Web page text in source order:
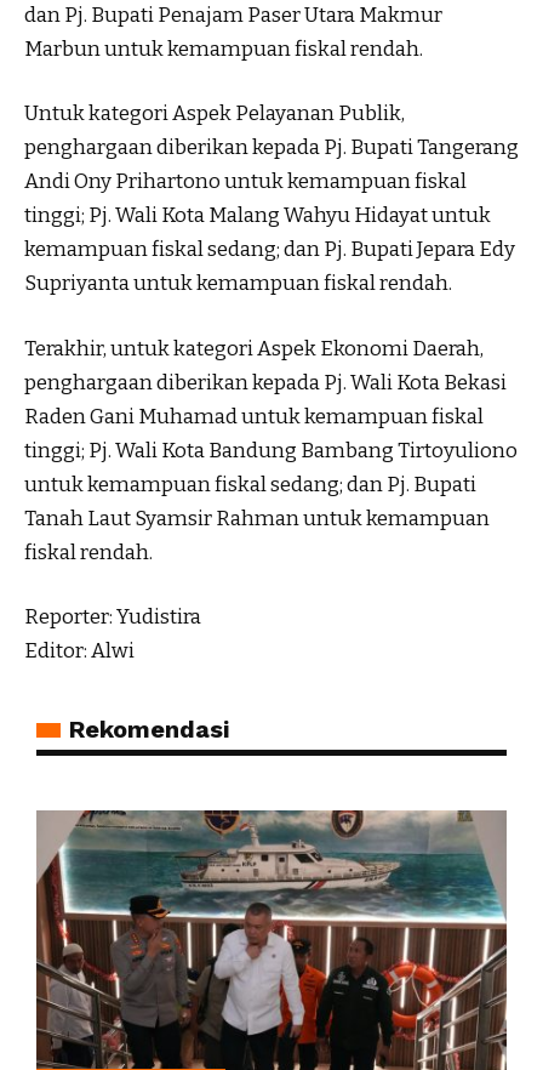
dan Pj. Bupati Penajam Paser Utara Makmur
Marbun untuk kemampuan fiskal rendah.
Untuk kategori Aspek Pelayanan Publik,
penghargaan diberikan kepada Pj. Bupati Tangerang
Andi Ony Prihartono untuk kemampuan fiskal
tinggi; Pj. Wali Kota Malang Wahyu Hidayat untuk
kemampuan fiskal sedang; dan Pj. Bupati Jepara Edy
Supriyanta untuk kemampuan fiskal rendah.
Terakhir, untuk kategori Aspek Ekonomi Daerah,
penghargaan diberikan kepada Pj. Wali Kota Bekasi
Raden Gani Muhamad untuk kemampuan fiskal
tinggi; Pj. Wali Kota Bandung Bambang Tirtoyuliono
untuk kemampuan fiskal sedang; dan Pj. Bupati
Tanah Laut Syamsir Rahman untuk kemampuan
fiskal rendah.
Reporter: Yudistira
Editor: Alwi
Rekomendasi